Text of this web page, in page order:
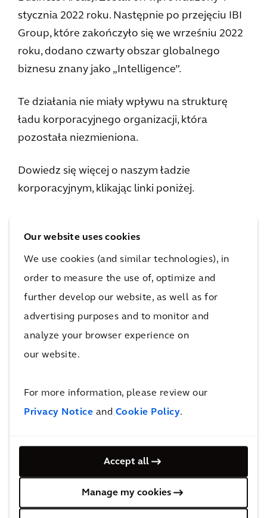
Our website uses cookies
We use cookies (and similar technologies), in
order to measure the use of, optimize and
further develop our website, as well as for
advertising purposes and to monitor and
analyze your browser experience on
our website.
For more information, please review our
Privacy Notice and Cookie Policy.
Accept all
Manage my cookies
stycznia 2022 roku. Następnie po przejęciu IBI
Group, które zakończyło się we wrześniu 2022
roku, dodano czwarty obszar globalnego
biznesu znany jako „Intelligence”.
Te działania nie miały wpływu na strukturę
ładu korporacyjnego organizacji, która
pozostała niezmieniona.
Dowiedz się więcej o naszym ładzie
korporacyjnym, klikając linki poniżej.
Walne zgromadzenie
Nasze zasady ładu korporacyjnego
Zespół zarządzający
Rada Nadzorcza
Sprawozdawczość finansowa i rola
audytorów
Zgodność z holenderskim kodeksem ładu
korporacyjnego